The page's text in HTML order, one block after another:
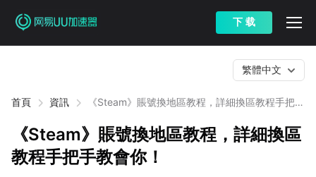
下 载
首頁 資訊
《Steam》賬號換地區教程，詳細換區教程手把手
繁體中文
《Steam》賬號換地區教程，詳細換區
教程手把手教會你！